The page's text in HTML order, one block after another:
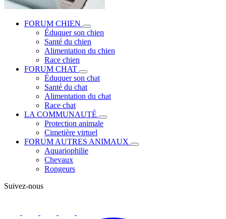
FORUM CHIEN
Éduquer son chien
Santé du chien
Alimentation du chien
Race chien
FORUM CHAT
Éduquer son chat
Santé du chat
Alimentation du chat
Race chat
LA COMMUNAUTÉ
Protection animale
Cimetière virtuel
FORUM AUTRES ANIMAUX
Aquariophilie
Chevaux
Rongeurs
Suivez-nous